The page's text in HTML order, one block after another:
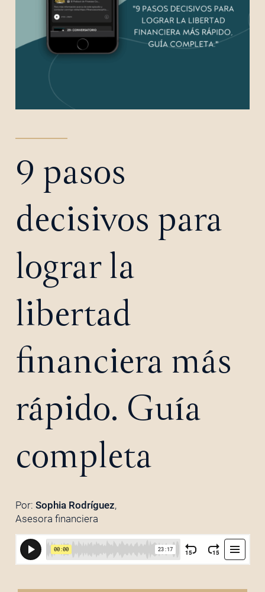
9 pasos
decisivos para
lograr la
libertad
financiera más
rápido. Guía
completa
Por: Sophia Rodríguez,
Asesora financiera